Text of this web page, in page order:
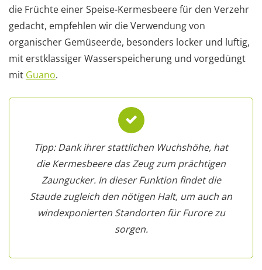
die Früchte einer Speise-Kermesbeere für den Verzehr
gedacht, empfehlen wir die Verwendung von
organischer Gemüseerde, besonders locker und luftig,
mit erstklassiger Wasserspeicherung und vorgedüngt
mit Guano.
Tipp: Dank ihrer stattlichen Wuchshöhe, hat
die Kermesbeere das Zeug zum prächtigen
Zaungucker. In dieser Funktion findet die
Staude zugleich den nötigen Halt, um auch an
windexponierten Standorten für Furore zu
sorgen.